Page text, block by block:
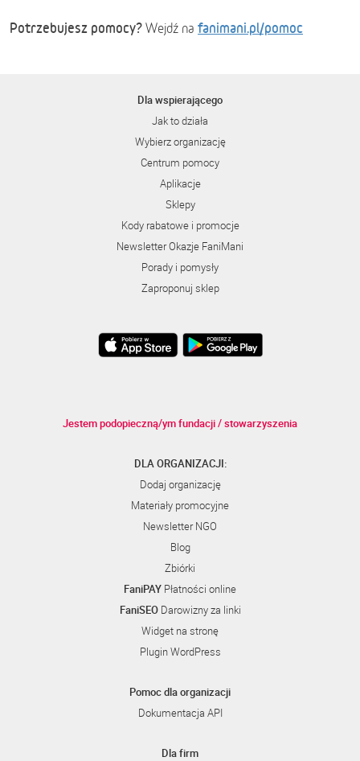
Potrzebujesz pomocy? Wejdź na fanimani.pl/pomoc
Dla wspierającego
Jak to działa
Wybierz organizację
Centrum pomocy
Aplikacje
Sklepy
Kody rabatowe i promocje
Newsletter Okazje FaniMani
Porady i pomysły
Zaproponuj sklep
Jestem podopieczną/ym fundacji / stowarzyszenia
DLA ORGANIZACJI:
Dodaj organizację
Materiały promocyjne
Newsletter NGO
Blog
Zbiórki
FaniPAY Płatności online
FaniSEODarowizny za linki
Widget na stronę
Plugin WordPress
Pomoc dla organizacji
Dokumentacja API
Dla firm